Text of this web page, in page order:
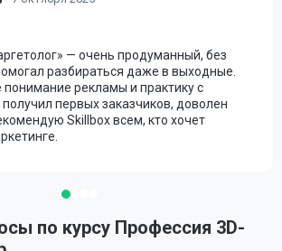
— очень продуманный, без
разбираться даже в выходные.
понимание рекламы и практику с
первых заказчиков, доволен
Skillbox всем, кто хочет
по курсу Профессия 3D-